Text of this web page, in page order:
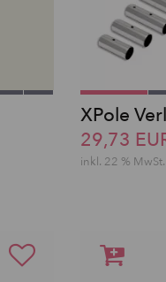
XPole
29,73
inkl. 22 % MwSt.